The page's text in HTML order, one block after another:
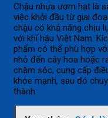
Chậu nhựa ươm hạt là
việc khởi đầu từ giai
chậu có khả năng chịu
với khí hậu Việt Nam.
phẩm có thể phù hợp
nhỏ đến cây hoa hoặc
chăm sóc, cung cấp
khỏe mạnh, sau đó
thành.